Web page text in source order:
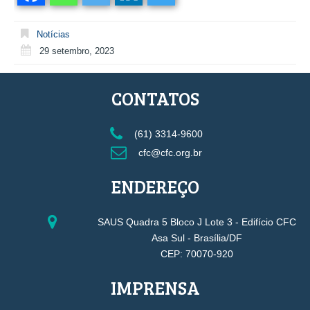
Notícias
29 setembro, 2023
CONTATOS
(61) 3314-9600
cfc@cfc.org.br
ENDEREÇO
SAUS Quadra 5 Bloco J Lote 3 - Edifício CFC
Asa Sul - Brasília/DF
CEP: 70070-920
IMPRENSA